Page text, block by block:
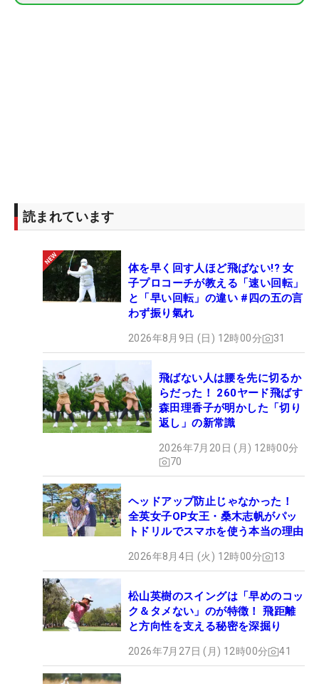
読まれています
体を早く回す人ほど飛ばない!? 女
子プロコーチが教える「速い回転」
と「早い回転」の違い #四の五の言
わず振り氣れ
2026年8月9日 (日) 12時00分 31
飛ばない人は腰を先に切るか
らだった！ 260ヤード飛ばす
森田理香子が明かした「切り
返し」の新常識
2026年7月20日 (月) 12時00分
70
ヘッドアップ防止じゃなかった！
全英女子OP女王・桑木志帆がパッ
トドリルでスマホを使う本当の理由
2026年8月4日 (火) 12時00分 13
松山英樹のスイングは「早めのコッ
ク＆タメない」のが特徴！ 飛距離
と方向性を支える秘密を深掘り
2026年7月27日 (月) 12時00分 41